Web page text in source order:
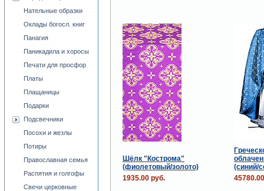
Шёлк "Кострома"
(фиолетовый/золото)
(синий/
1935.00 руб.
Нательные образки
Оклады богосл. книг
Панагия
Паникадила и хоросы
Печати для просфор
Платы
Плащаницы
Подарки
Подсвечники
Посохи и жезлы
Потиры
Православная семья
Распятия и голгофы
Свечи церковные